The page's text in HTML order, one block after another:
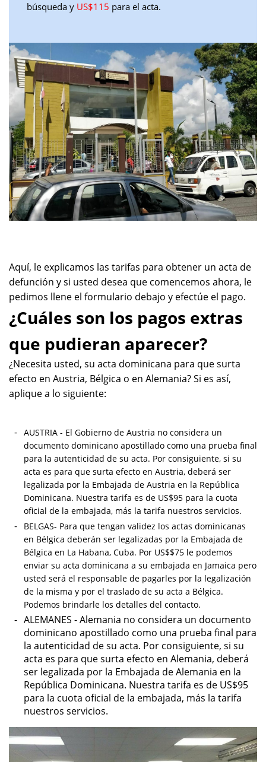
búsqueda y US$115 para el acta.
Aquí, le explicamos las tarifas para obtener un acta de
defunción y si usted desea que comencemos ahora, le
pedimos llene el formulario debajo y efectúe el pago.
¿Cuáles son los pagos extras
que pudieran aparecer?
¿Necesita usted, su acta dominicana para que surta
efecto en Austria, Bélgica o en Alemania? Si es así,
aplique a lo siguiente:
AUSTRIA - El Gobierno de Austria no considera un
documento dominicano apostillado como una prueba final
para la autenticidad de su acta. Por consiguiente, si su
acta es para que surta efecto en Austria, deberá ser
legalizada por la Embajada de Austria en la República
Dominicana. Nuestra tarifa es de US$95 para la cuota
oficial de la embajada, más la tarifa nuestros servicios.
BELGAS- Para que tengan validez los actas dominicanas
en Bélgica deberán ser legalizadas por la Embajada de
Bélgica en La Habana, Cuba. Por US$$75 le podemos
enviar su acta dominicana a su embajada en Jamaica pero
usted será el responsable de pagarles por la legalización
de la misma y por el traslado de su acta a Bélgica.
Podemos brindarle los detalles del contacto.
ALEMANES - Alemania no considera un documento
dominicano apostillado como una prueba final para
la autenticidad de su acta. Por consiguiente, si su
acta es para que surta efecto en Alemania, deberá
ser legalizada por la Embajada de Alemania en la
República Dominicana. Nuestra tarifa es de US$95
para la cuota oficial de la embajada, más la tarifa
nuestros servicios.